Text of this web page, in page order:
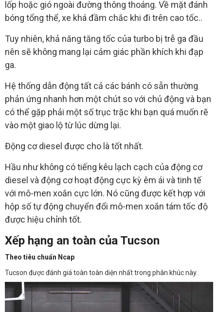
lốp hoặc gió ngoài đường thông thoáng. Về mặt đánh
bóng tổng thể, xe khá đầm chắc khi đi trên cao tốc..
Tuy nhiên, khả năng tăng tốc của turbo bị trễ ga đầu
nên sẽ không mang lại cảm giác phần khích khi đạp
ga.
Hệ thống dẫn động tất cả các bánh có sẵn thường
phản ứng nhanh hơn một chút so với chủ động và bạn
có thể gặp phải một số trục trặc khi bạn quá muốn rẽ
vào một giao lộ từ lúc dừng lại.
Động cơ diesel được cho là tốt nhất.
Hầu như không có tiếng kêu lạch cạch của động cơ
diesel và động cơ hoạt động cực kỳ êm ái và tinh tế
với mô-men xoắn cực lớn. Nó cũng được kết hợp với
hộp số tự động chuyển đổi mô-men xoắn tám tốc độ
được hiệu chỉnh tốt.
Xếp hạng an toàn của Tucson
Theo tiêu chuẩn Ncap
Tucson được đánh giá toàn toàn diện nhất trong phân khúc này.